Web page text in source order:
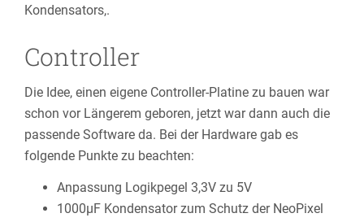
Kondensators,.
Controller
Die Idee, einen eigene Controller-Platine zu bauen war
schon vor Längerem geboren, jetzt war dann auch die
passende Software da. Bei der Hardware gab es
folgende Punkte zu beachten:
Anpassung Logikpegel 3,3V zu 5V
1000µF Kondensator zum Schutz der NeoPixel